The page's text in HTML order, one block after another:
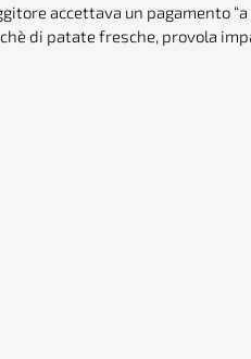
accettava un pagamento
di patate fresche, provola